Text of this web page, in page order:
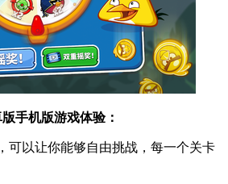
手机版游戏体验：
可以让你能够自由挑战，每一个关卡